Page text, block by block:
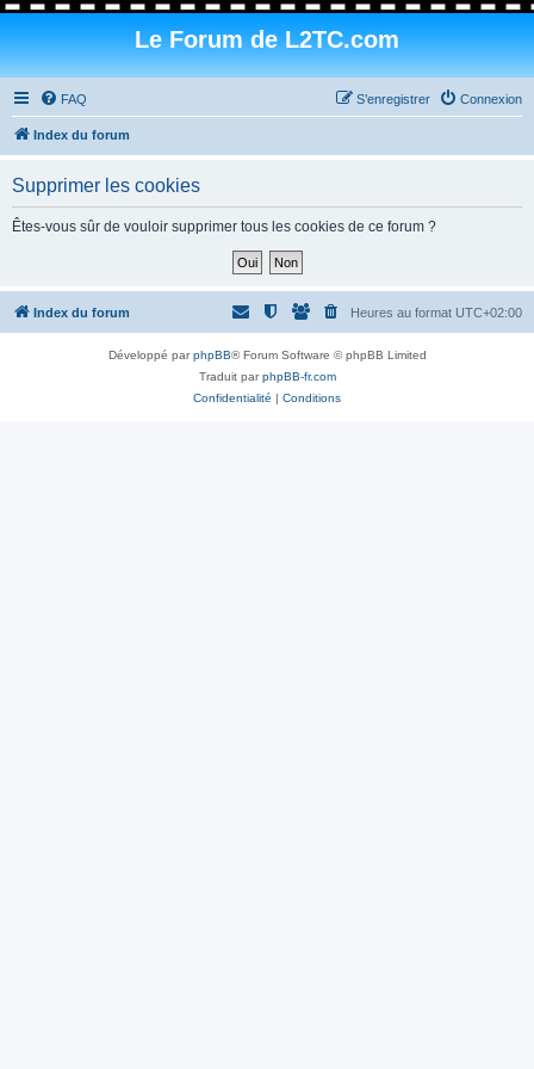
Le Forum de L2TC.com
FAQ Connexion
S’enregistrer
Index du forum
Supprimer les cookies
Êtes-vous sûr de vouloir supprimer tous les cookies de ce forum ?
Index du forum Heures au format UTC+02:00
Développé parphpBB® Forum Software © phpBB Limited
Traduit parphpBB-fr.com
Confidentialité | Conditions